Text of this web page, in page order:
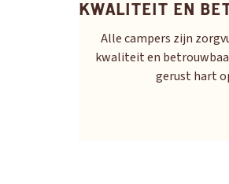
KWALITEIT EN
Alle campers zijn
kwaliteit en
gerust hart